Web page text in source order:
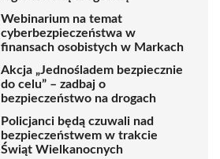
Webinarium na temat
cyberbezpieczeństwa w
finansach osobistych w Markach
Akcja „Jednośladem bezpiecznie
do celu” – zadbaj o
bezpieczeństwo na drogach
Policjanci będą czuwali nad
bezpieczeństwem w trakcie
Świąt Wielkanocnych